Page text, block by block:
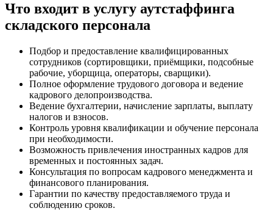
Что входит в услугу аутстаффинга
складского персонала
Подбор и предоставление квалифицированных
сотрудников (сортировщики, приёмщики, подсобные
рабочие, уборщица, операторы, сварщики).
Полное оформление трудового договора и ведение
кадрового делопроизводства.
Ведение бухгалтерии, начисление зарплаты, выплату
налогов и взносов.
Контроль уровня квалификации и обучение персонала
при необходимости.
Возможность привлечения иностранных кадров для
временных и постоянных задач.
Консультация по вопросам кадрового менеджмента и
финансового планирования.
Гарантии по качеству предоставляемого труда и
соблюдению сроков.